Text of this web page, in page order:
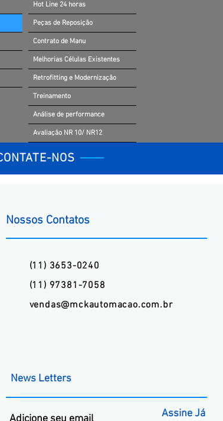
Hot Line 24 horas
Peças de Reposição
Contrato de Manu
Melhorias Células Existentes
Retrofitting e Modernização
Treinamento
Análise de performance
Avaliação NR 10/ NR12
NOS
Nossos Contatos
(11) 3653-0240
(11) 97381-7058
vendas@mckautomacao.com.br
News Letters
Assine Já